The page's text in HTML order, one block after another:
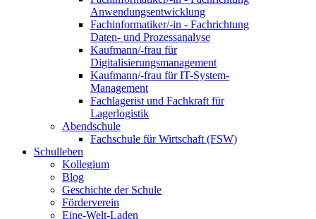
Anwendungsentwicklung
Fachinformatiker/-in - Fachrichtung
Daten- und Prozessanalyse
Kaufmann/-frau für
Digitalisierungsmanagement
Kaufmann/-frau für IT-System-
Management
Fachlagerist und Fachkraft für
Lagerlogistik
Abendschule
Fachschule für Wirtschaft (FSW)
Schulleben
Kollegium
Blog
Geschichte der Schule
Förderverein
Eine-Welt-Laden